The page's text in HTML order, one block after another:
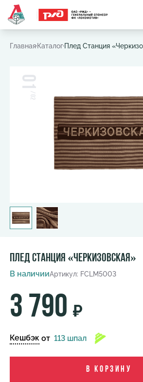
Главная Каталог Плед Станция
01
/
02
Плед Станция «Черкизовская»
В наличииАртикул: FCLM5003
3 790 ₽
Кешбэк от 113 шпал
В корзину